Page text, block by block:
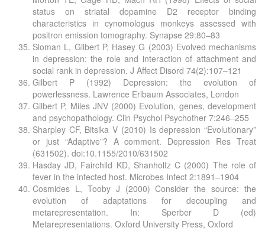
status on striatal dopamine D2 receptor binding
characteristics in cynomologus monkeys assessed with
positron emission tomography. Synapse 29:80–83
Sloman L, Gilbert P, Hasey G (2003) Evolved mechanisms
in depression: the role and interaction of attachment and
social rank in depression. J Affect Disord 74(2):107–121
Gilbert P (1992) Depression: the evolution of
powerlessness. Lawrence Erlbaum Associates, London
Gilbert P, Miles JNV (2000) Evolution, genes, development
and psychopathology. Clin Psychol Psychother 7:246–255
Sharpley CF, Bitsika V (2010) Is depression “Evolutionary”
or just “Adaptive”? A comment. Depression Res Treat
(631502). doi:10.1155/2010/631502
Hasday JD, Fairchild KD, Shanholtz C (2000) The role of
fever in the infected host. Microbes Infect 2:1891–1904
Cosmides L, Tooby J (2000) Consider the source: the
evolution of adaptations for decoupling and
metarepresentation. In: Sperber D (ed)
Metarepresentations. Oxford University Press, Oxford